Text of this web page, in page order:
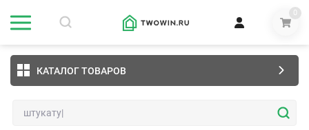
0
КАТАЛОГ ТОВАРОВ